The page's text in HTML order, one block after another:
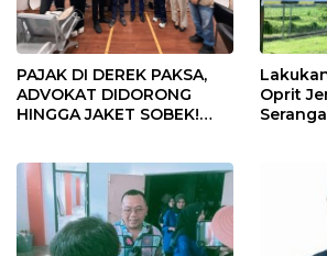
PAJAK DI DEREK PAKSA,
ADVOKAT DIDORONG
HINGGA JAKET SOBEK!
Pekanbaru!
Oprit